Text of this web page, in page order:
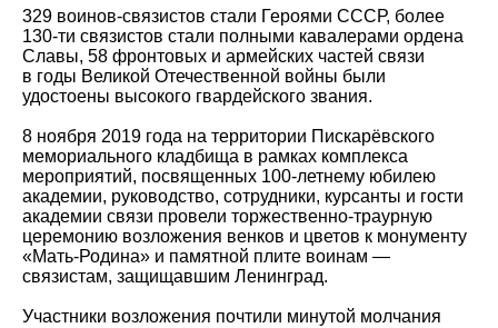
329 воинов-связистов стали Героями СССР, более
130-ти связистов стали полными кавалерами ордена
Славы, 58 фронтовых и армейских частей связи
в годы Великой Отечественной войны были
удостоены высокого гвардейского звания.
8 ноября 2019 года на территории Пискарёвского
мемориального кладбища в рамках комплекса
мероприятий, посвященных 100-летнему юбилею
академии, руководство, сотрудники, курсанты и гости
академии связи провели торжественно-траурную
церемонию возложения венков и цветов к монументу
«Мать-Родина» и памятной плите воинам —
связистам, защищавшим Ленинград.
Участники возложения почтили минутой молчания